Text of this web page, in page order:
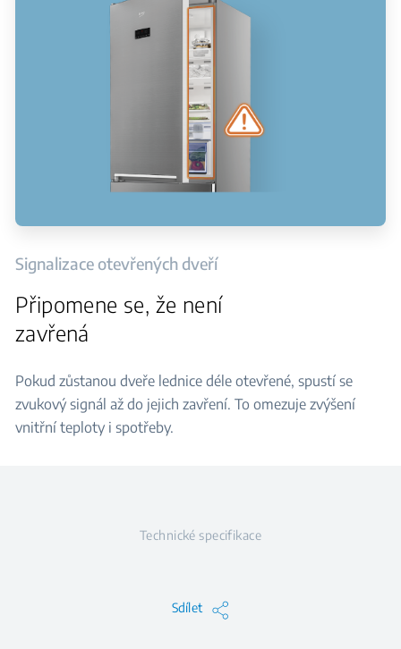
Signalizace otevřených dveří
Připomene se, že není
zavřená
Pokud zůstanou dveře lednice déle otevřené, spustí se
zvukový signál až do jejich zavření. To omezuje zvýšení
vnitřní teploty i spotřeby.
Technické specifikace
Sdílet